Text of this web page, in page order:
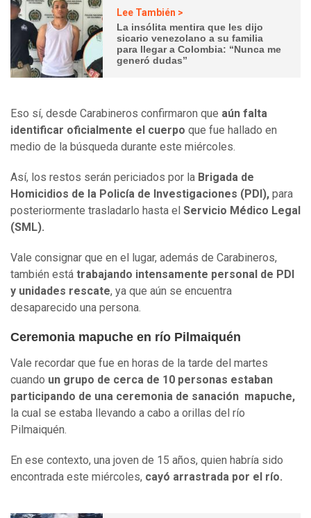
Lee También >
La insólita mentira que les dijo
sicario venezolano a su familia
para llegar a Colombia: “Nunca me
generó dudas”
Eso sí, desde Carabineros confirmaron que aún falta
identificar oficialmente el cuerpo que fue hallado en
medio de la búsqueda durante este miércoles.
Así, los restos serán periciados por la Brigada de
Homicidios de la Policía de Investigaciones (PDI), para
posteriormente trasladarlo hasta el Servicio Médico Legal
(SML).
Vale consignar que en el lugar, además de Carabineros,
también está trabajando intensamente personal de PDI
y unidades rescate, ya que aún se encuentra
desaparecido una persona.
Ceremonia mapuche en río Pilmaiquén
Vale recordar que fue en horas de la tarde del martes
cuando un grupo de cerca de 10 personas estaban
participando de una ceremonia de sanación mapuche,
la cual se estaba llevando a cabo a orillas del río
Pilmaiquén.
En ese contexto, una joven de 15 años, quien habría sido
encontrada este miércoles, cayó arrastrada por el río.